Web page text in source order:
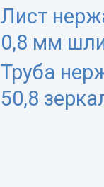
Лист
0,8 мм
Труба
50,8